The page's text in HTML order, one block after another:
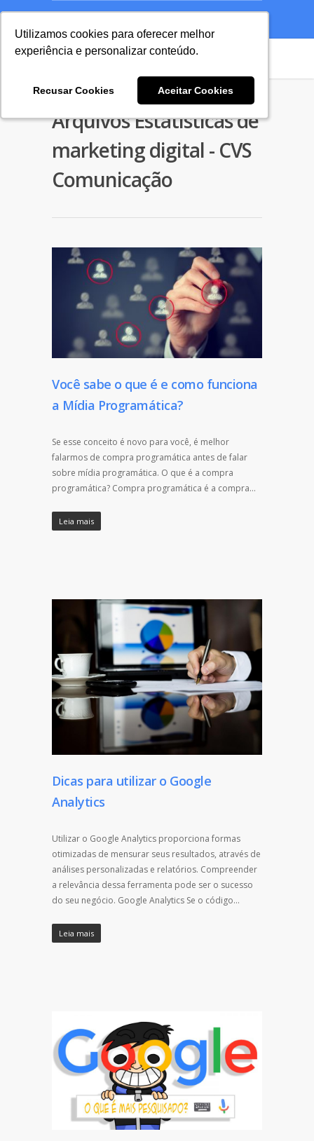
Utilizamos cookies para oferecer melhor
experiência e personalizar conteúdo.
Recusar Cookies Aceitar Cookies
Utilizamos cookies para oferecer melhor
experiência e personalizar conteúdo.
Recusar Cookies Aceitar Cookies
Arquivos Estatísticas de
marketing digital - CVS
Comunicação
Você sabe o que é e como funciona
a Mídia Programática?
Se esse conceito é novo para você, é melhor
falarmos de compra programática antes de falar
sobre mídia programática. O que é a compra
programática? Compra programática é a compra…
Leia mais
Dicas para utilizar o Google
Analytics
Utilizar o Google Analytics proporciona formas
otimizadas de mensurar seus resultados, através de
análises personalizadas e relatórios. Compreender
a relevância dessa ferramenta pode ser o sucesso
do seu negócio. Google Analytics Se o código…
Leia mais